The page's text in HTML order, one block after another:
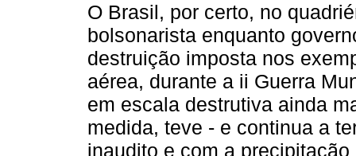
O Brasil, por certo, no
bolsonarista enquanto
destruição imposta nos
aérea, durante a ii Guerra
em escala destrutiva ainda
medida, teve - e continua a
inaudito e com a